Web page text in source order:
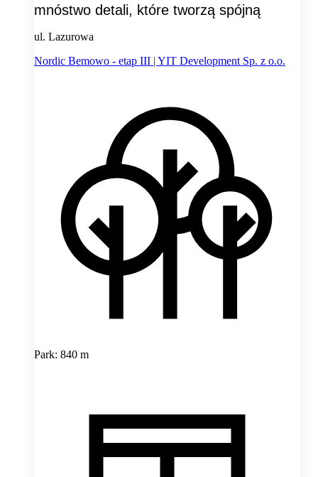
mnóstwo detali, które tworzą spójną
ul. Lazurowa
Nordic Bemowo - etap III | YIT Development Sp. z o.o.
Park: 840 m